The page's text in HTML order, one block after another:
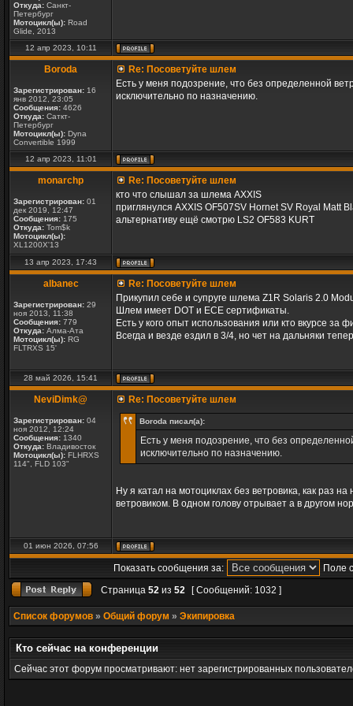
Откуда: Санкт-
Петербург
Мотоцикл(ы): Road
Glide, 2013
12 апр 2023, 10:11
Boroda
Зарегистрирован: 16
янв 2012, 23:05
Сообщения: 4626
Откуда: Саткт-
Петербург
Мотоцикл(ы): Dyna
Convertible 1999
Re: Посоветуйте шлем
Есть у меня подозрение, что без определенной
исключительно по назначению.
12 апр 2023, 11:01
monarchp
Зарегистрирован: 01
дек 2019, 12:47
Сообщения: 175
Откуда: Tom$k
Мотоцикл(ы):
XL1200X'13
Re: Посоветуйте шлем
кто что слышал за шлема AXXIS
приглянулся AXXIS OF507SV Hornet SV Royal Matt
альтернативу ещё смотрю LS2 OF583 KURT
13 апр 2023, 17:43
albanec
Зарегистрирован: 29
ноя 2013, 11:38
Сообщения: 779
Откуда: Алма-Ата
Мотоцикл(ы): RG
FLTRXS 15'
Re: Посоветуйте шлем
Прикупил себе и супруге шлема Z1R Solaris 2.0
Шлем имеет DOT и ECE сертификаты.
Есть у кого опыт использования или кто вкурсе за
Всегда и везде ездил в 3/4, но чет на дальняки
28 май 2026, 15:41
NeviDimk@
Зарегистрирован: 04
ноя 2012, 12:24
Сообщения: 1340
Откуда: Владивосток
Мотоцикл(ы): FLHRXS
114", FLD 103"
Re: Посоветуйте шлем
Boroda писал(а):
Есть у меня подозрение, что без
исключительно по назначению.
Ну я катал на мотоциклах без ветровика, как раз
ветровиком. В одном голову отрывает а в другом
01 июн 2026, 07:56
Показать сообщения за:
Поле
Страница 52 из 52 [ Сообщений: 1032 ]
Список форумов » Общий форум » Экипировка
Кто сейчас на конференции
Сейчас этот форум просматривают: нет зарегистрированных